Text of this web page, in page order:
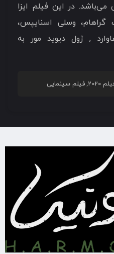
در این فیلم ایزا
وسلی اسنایپس،
, ژول دیوید مور به
2020
,فیلم سینمایی